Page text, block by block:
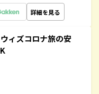
詳細を見る
ィズコロナ旅の安